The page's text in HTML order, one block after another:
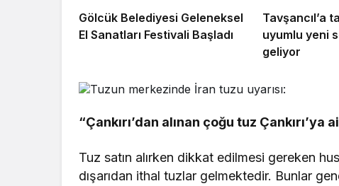
Gölcük Belediyesi Geleneksel
El Sanatları Festivali Başladı
Tavşancıl’a
uyumlu yeni
geliyor
“Çankırı’dan alınan çoğu tuz Çankırı’ya
Tuz satın alırken dikkat edilmesi gereken
dışarıdan ithal tuzlar gelmektedir. Bunlar